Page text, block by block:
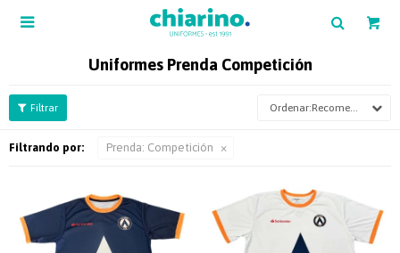

Uniformes Prenda Competición
Recomendados
Filtrando por: Prenda: Competición